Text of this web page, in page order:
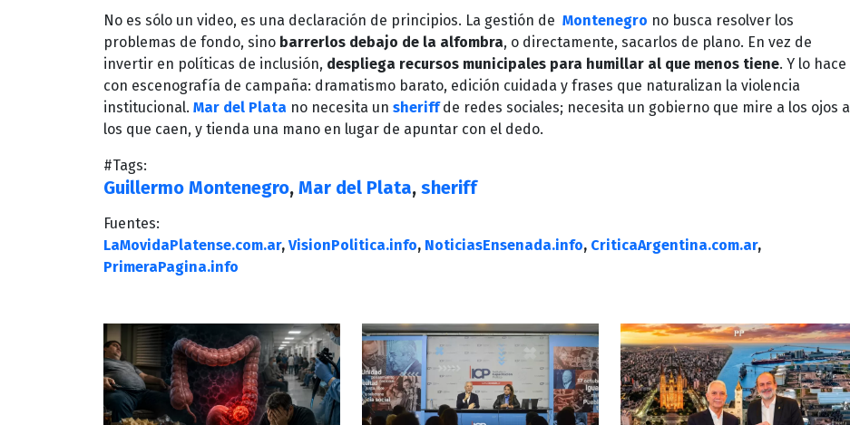
No es sólo un video, es una declaración de principios. La gestión de Montenegro no busca resolver los
problemas de fondo, sino barrerlos debajo de la alfombra, o directamente, sacarlos de plano. En vez de
invertir en políticas de inclusión, despliega recursos municipales para humillar al que menos tiene. Y lo hace
con escenografía de campaña: dramatismo barato, edición cuidada y frases que naturalizan la violencia
institucional. Mar del Plata no necesita un sheriffde redes sociales; necesita un gobierno que mire a los ojos a
los que caen, y tienda una mano en lugar de apuntar con el dedo.
#Tags:
Guillermo Montenegro, Mar del Plata, sheriff
Fuentes:
LaMovidaPlatense.com.ar, VisionPolitica.info, NoticiasEnsenada.info, CriticaArgentina.com.ar,
PrimeraPagina.info